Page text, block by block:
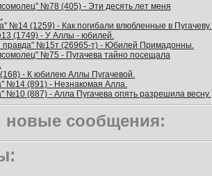
№78 (405) - Эти десять лет меня
№14 (1259) - Как погибали влюбленные в Пугачеву.
(1749) - У Аллы - юбилей.
правда" №15т (26965-т) - Юбилей Примадонны.
№75 - Пугачева тайно посещала
- К юбилею Аллы Пугачевой.
№14 (891) - Незнакомая Алла.
№10 (887) - Алла Пугачева опять разрешила весну.
новые сообщения: